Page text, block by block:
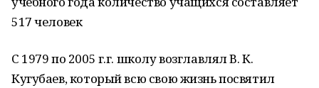
517 человек
С 1979 по 2005 г.г. школу возглавлял В. К.
Кугубаев, который всю свою жизнь посвятил